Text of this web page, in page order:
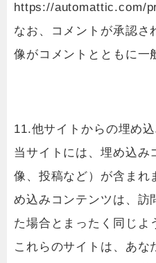
https://automattic.com/
なお、コメントが承認さ
像がコメントとともに一
11.他サイトからの埋め
当サイトには、埋め込み
像、投稿など）が含まれ
め込みコンテンツは、訪
た場合とまったく同じよ
これらのサイトは、あな